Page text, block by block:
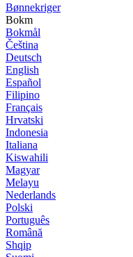
Bønne­kriger
Bokm
Bokmål
Čeština
Deutsch
English
Español
Filipino
Français
Hrvatski
Indonesia
Italiana
Kiswahili
Magyar
Melayu
Nederlands
Polski
Português
Română
Shqip